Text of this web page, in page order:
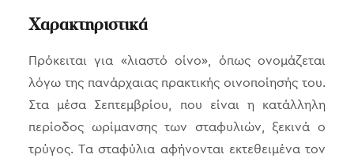
Χαρακτηριστικά
Πρόκειται για «λιαστό οίνο», όπως ονομάζεται
λόγω της πανάρχαιας πρακτικής οινοποίησής του.
Στα μέσα Σεπτεμβρίου, που είναι η κατάλληλη
περίοδος ωρίμανσης των σταφυλιών, ξεκινά ο
τρύγος. Τα σταφύλια αφήνονται εκτεθειμένα τον